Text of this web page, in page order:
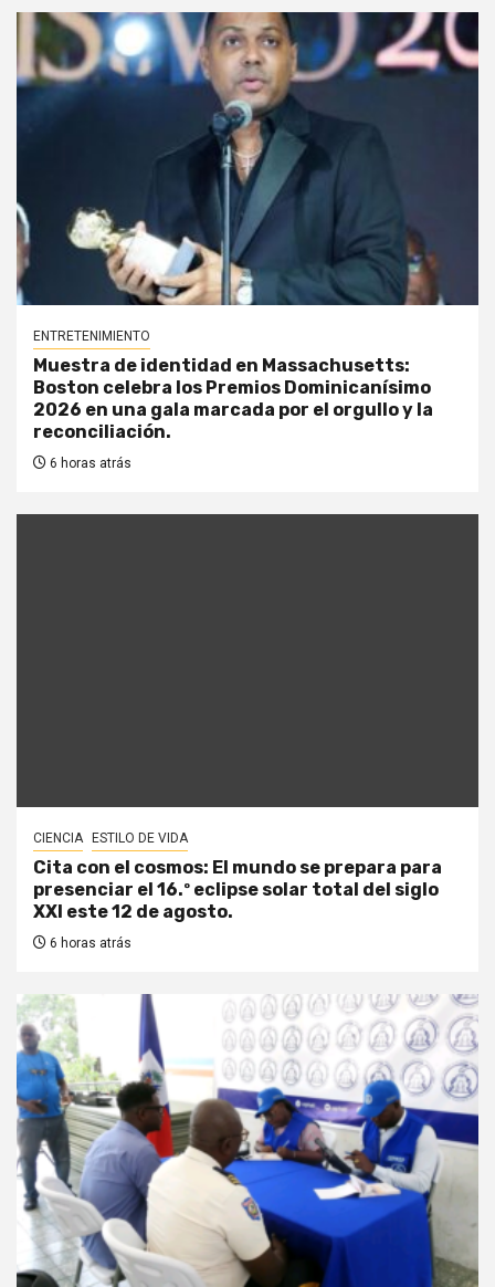
ENTRETENIMIENTO
Muestra de identidad en Massachusetts:
Boston celebra los Premios Dominicanísimo
2026 en una gala marcada por el orgullo y la
reconciliación.
6 horas atrás
CIENCIA ESTILO DE VIDA
Cita con el cosmos: El mundo se prepara para
presenciar el 16.º eclipse solar total del siglo
XXI este 12 de agosto.
6 horas atrás